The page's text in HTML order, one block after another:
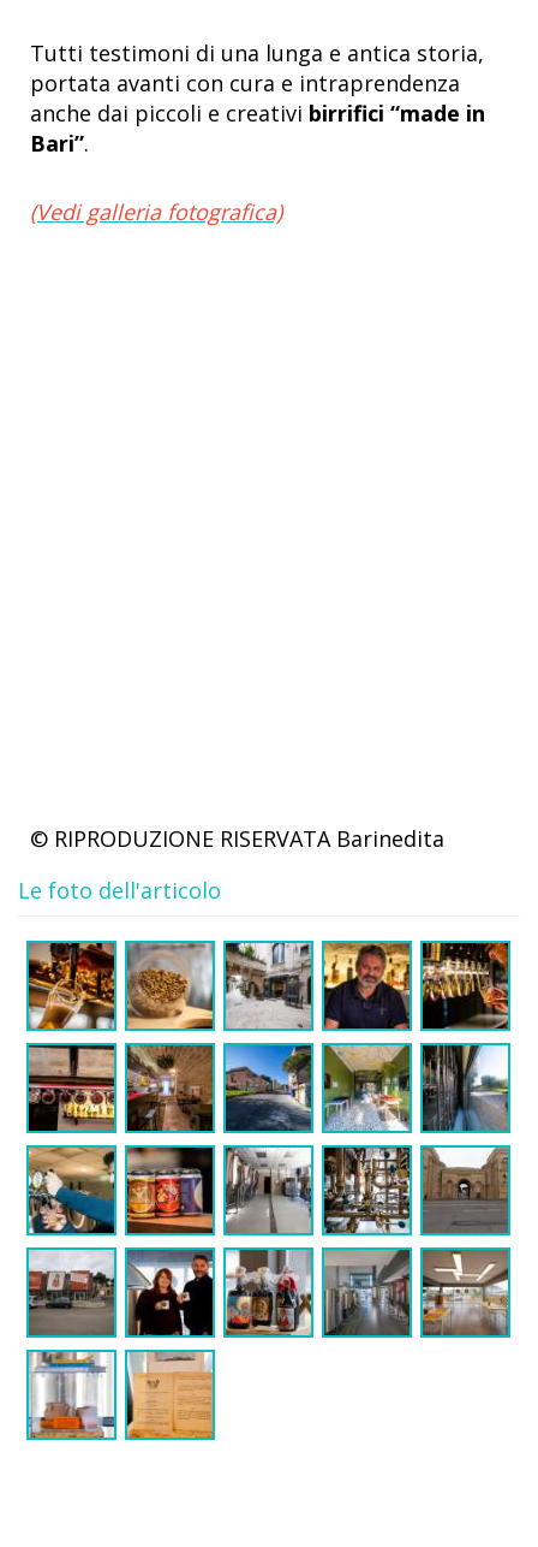
Tutti testimoni di una lunga e antica storia,
portata avanti con cura e intraprendenza
anche dai piccoli e creativi birrifici “made in
Bari”.
(Vedi galleria fotografica)
© RIPRODUZIONE RISERVATA Barinedita
Le foto dell'articolo